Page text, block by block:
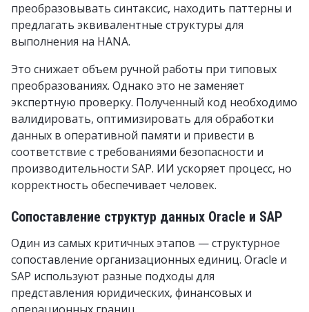
преобразовывать синтаксис, находить паттерны и
предлагать эквивалентные структуры для
выполнения на HANA.
Это снижает объем ручной работы при типовых
преобразованиях. Однако это не заменяет
экспертную проверку. Полученный код необходимо
валидировать, оптимизировать для обработки
данных в оперативной памяти и привести в
соответствие с требованиями безопасности и
производительности SAP. ИИ ускоряет процесс, но
корректность обеспечивает человек.
Сопоставление структур данных Oracle и SAP
Один из самых критичных этапов — структурное
сопоставление организационных единиц. Oracle и
SAP используют разные подходы для
представления юридических, финансовых и